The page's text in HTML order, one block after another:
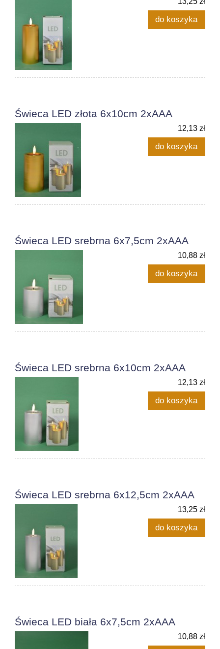
do koszyka
Świeca LED złota 6x10cm 2xAAA
12,13 zł
do koszyka
Świeca LED srebrna 6x7,5cm 2xAAA
10,88 zł
do koszyka
Świeca LED srebrna 6x10cm 2xAAA
12,13 zł
do koszyka
Świeca LED srebrna 6x12,5cm 2xAAA
13,25 zł
do koszyka
Świeca LED biała 6x7,5cm 2xAAA
10,88 zł